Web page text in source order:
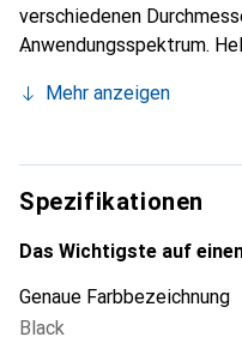
verschiedenen
Anwendungsspektrum.
Elektrotechnik und in der
erhältlich und bietet den
wie PCs, Fernseher und
Mehr anzeigen
Spezifikationen
Das Wichtigste auf
Genaue Farbbezeichnung
Black